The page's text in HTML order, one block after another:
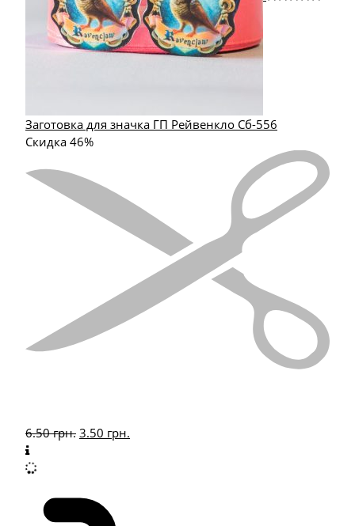
Заготовка для значка ГП Рейвенкло Сб-556
Скидка 46%
6.50грн. 3.50 грн.